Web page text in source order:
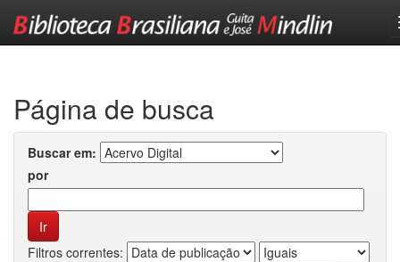
Página de busca
Buscar em:
por
Filtros correntes: